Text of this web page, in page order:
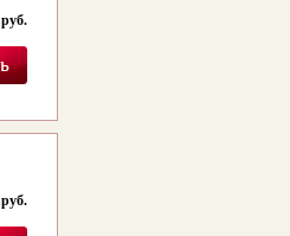
руб.
руб.